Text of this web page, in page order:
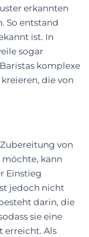
erkannten
So entstand
ist. In
sogar
komplexe
die von
von
möchte, kann
Einstieg
jedoch nicht
darin, die
sie eine
erreicht. Als